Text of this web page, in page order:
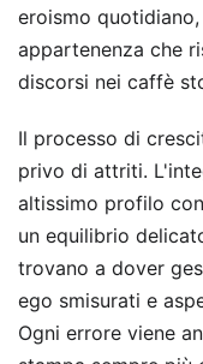
eroismo
appartenenza che
discorsi nei caffè
Il processo di
privo di attriti.
altissimo profilo
un equilibrio
trovano a dover
ego smisurati e
Ogni errore viene